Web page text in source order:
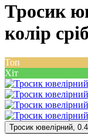
Тросик
колір
Топ
Хіт
Тросик ювелірний,